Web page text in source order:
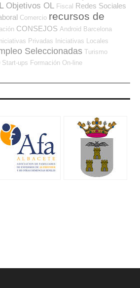
Objetivos OL Fiscal Redes Sociales
Comercio recursos de
CONSEJOS Android Barcelona
Iniciativas Privadas
Iniciativas Locales
Seleccionadas Turismo
Start-ups Formación On-line